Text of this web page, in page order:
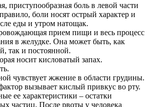
приступообразная боль в левой части
боли носят острый характер и
еды и утром натощак.
прием пищи и весь процесс
в желудке. Она может быть, как
так и постоянной.
носит кисловатый запах.
чувствует жжение в области грудины.
вызывает кислый привкус во рту.
ее характеристики – остатки
частиц. После рвоты у человека